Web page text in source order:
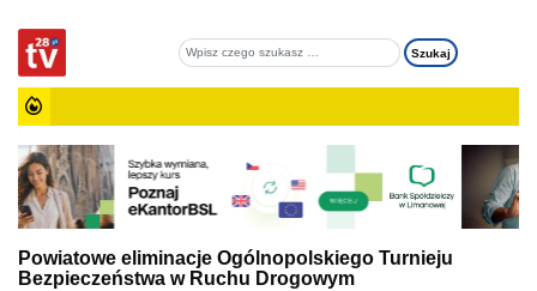
Powiatowe eliminacje Ogólnopolskiego Turnieju
Bezpieczeństwa w Ruchu Drogowym